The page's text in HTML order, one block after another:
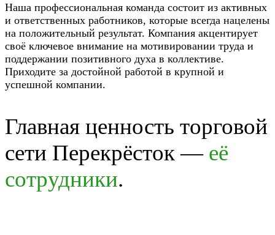
Наша профессиональная команда состоит из активных
и ответственных работников, которые всегда нацелены
на положительный результат. Компания акцентирует
своё ключевое внимание на мотивировании труда и
поддержании позитивного духа в коллективе.
Приходите за достойной работой в крупной и
успешной компании.
Главная ценность торговой
сети Перекрёсток — её
сотрудники.